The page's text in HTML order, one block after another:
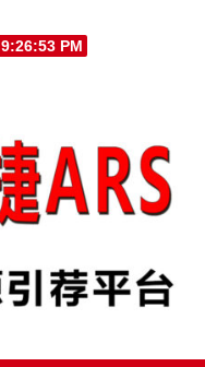
9:26:53 PM